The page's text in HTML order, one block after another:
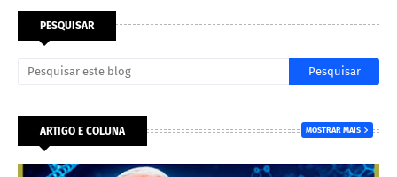
PESQUISAR
ARTIGO E COLUNA MOSTRAR MAIS